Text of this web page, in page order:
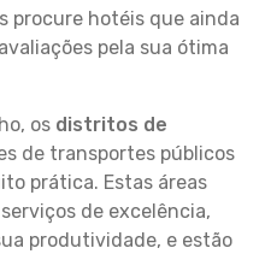
procure hotéis que ainda
pela sua ótima
os distritos de
de transportes públicos
prática. Estas áreas
de excelência,
produtividade, e estão